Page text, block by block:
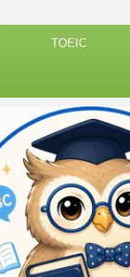
TOEIC